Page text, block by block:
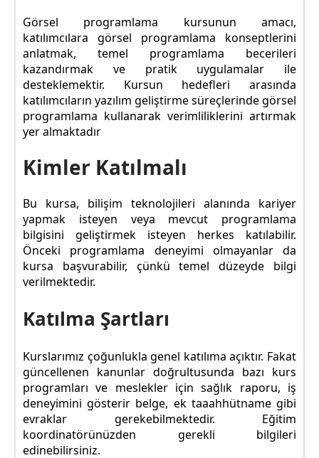
Görsel programlama kursunun amacı,
katılımcılara görsel programlama konseptlerini
anlatmak, temel programlama becerileri
kazandırmak ve pratik uygulamalar ile
desteklemektir. Kursun hedefleri arasında
katılımcıların yazılım geliştirme süreçlerinde görsel
programlama kullanarak verimliliklerini artırmak
yer almaktadır
Kimler Katılmalı
Bu kursa, bilişim teknolojileri alanında kariyer
yapmak isteyen veya mevcut programlama
bilgisini geliştirmek isteyen herkes katılabilir.
Önceki programlama deneyimi olmayanlar da
kursa başvurabilir, çünkü temel düzeyde bilgi
verilmektedir.
Katılma Şartları
Kurslarımız çoğunlukla genel katılıma açıktır. Fakat
güncellenen kanunlar doğrultusunda bazı kurs
programları ve meslekler için sağlık raporu, iş
deneyimini gösterir belge, ek taaahhütname gibi
evraklar gerekebilmektedir. Eğitim
koordinatörünüzden gerekli bilgileri
edinebilirsiniz.